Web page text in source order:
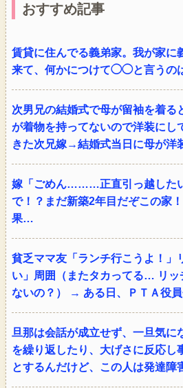
おすすめ記事
賃貸に住んでる義弟家。我が家に
来て、何かにつけて◯◯と言うの
次男兄の結婚式で母が留袖を着る
が着物を持ってないので洋装にし
きた次兄嫁→結婚式当日に母が洋
嫁「ごめん………正直引っ越した
で！？まだ新築2年目だぞこの
果…
貧乏ママ友「ランチ行こうよ！」
い」周囲（またタカってる… リッ
ないの？） → ある日、ＰＴＡ役
旦那は会話が成立せず、一旦気に
を繰り返したり、大げさに反応し
とするんだけど、この人は発達